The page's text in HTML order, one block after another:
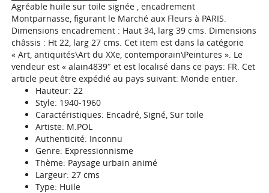
Agréable huile sur toile signée , encadrement
Montparnasse, figurant le Marché aux Fleurs à PARIS.
Dimensions encadrement : Haut 34, larg 39 cms. Dimensions
châssis : Ht 22, larg 27 cms. Cet item est dans la catégorie
« Art, antiquités\Art du XXe, contemporain\Peintures ». Le
vendeur est « alain4839″ et est localisé dans ce pays: FR. Cet
article peut être expédié au pays suivant: Monde entier.
Hauteur: 22
Style: 1940-1960
Caractéristiques: Encadré, Signé, Sur toile
Artiste: M.POL
Authenticité: Inconnu
Genre: Expressionnisme
Thème: Paysage urbain animé
Largeur: 27 cms
Type: Huile